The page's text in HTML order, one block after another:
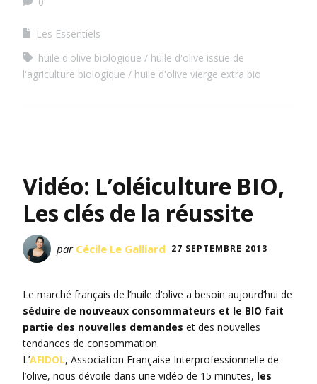
Les Essentiels
huile d'olive biologique
huile d'olive issue de
l'agriculture biologique
huile d'olive vierge extra bio
Vidéo: L’oléiculture BIO,
Les clés de la réussite
par Cécile Le Galliard 27 SEPTEMBRE 2013
Le marché français de l’huile d’olive a besoin aujourd’hui de
séduire de nouveaux consommateurs et le BIO fait
partie des nouvelles demandes et des nouvelles
tendances de consommation.
L’AFIDOL, Association Française Interprofessionnelle de
l’olive, nous dévoile dans une vidéo de 15 minutes, les